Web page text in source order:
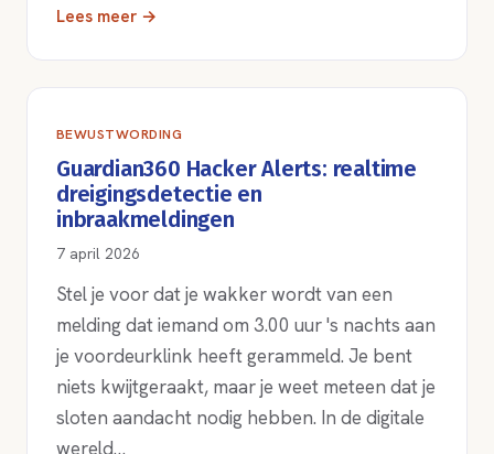
Lees meer →
BEWUSTWORDING
Guardian360 Hacker Alerts: realtime
dreigingsdetectie en
inbraakmeldingen
7 april 2026
Stel je voor dat je wakker wordt van een
melding dat iemand om 3.00 uur 's nachts aan
je voordeurklink heeft gerammeld. Je bent
niets kwijtgeraakt, maar je weet meteen dat je
sloten aandacht nodig hebben. In de digitale
wereld…